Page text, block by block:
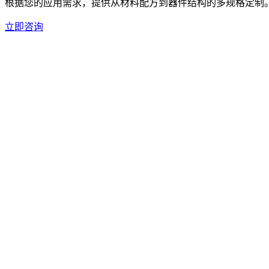
根据您的应用需求，提供从材料配方到器件结构的多规格定制
立即咨询